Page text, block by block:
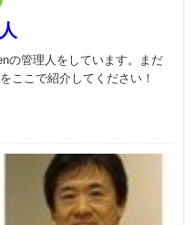
の管理人をしています。まだ
ここで紹介してください！